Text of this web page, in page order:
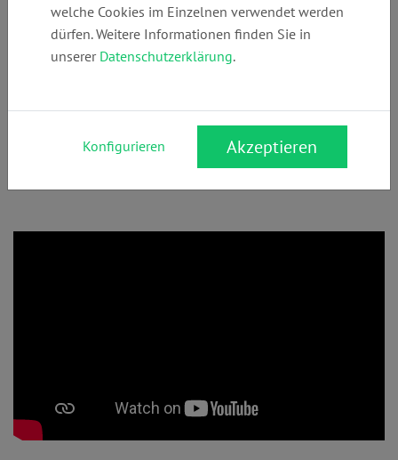
Seniorenrecht
Ob Feuer-, Erd-, Seebestattung oder unter den
eigenen Bestattungsart in das Testament zu
schreiben, damit ich auch ganz sicher so beerdigt
werde, wie ich das möchte?
welche Cookies im Einzelnen verwendet werden
dürfen. Weitere Informationen finden Sie in
unserer Datenschutzerklärung.
Konfigurieren Akzeptieren